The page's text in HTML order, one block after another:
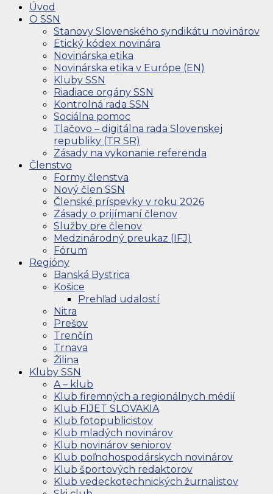
Úvod
O SSN
Stanovy Slovenského syndikátu novinárov
Etický kódex novinára
Novinárska etika
Novinárska etika v Európe (EN)
Kluby SSN
Riadiace orgány SSN
Kontrolná rada SSN
Sociálna pomoc
Tlačovo – digitálna rada Slovenskej
republiky (TR SR)
Zásady na vykonanie referenda
Členstvo
Formy členstva
Nový člen SSN
Členské príspevky v roku 2026
Zásady o prijímaní členov
Služby pre členov
Medzinárodný preukaz (IFJ)
Fórum
Regióny
Banská Bystrica
Košice
Prehľad udalostí
Nitra
Prešov
Trenčín
Trnava
Žilina
Kluby SSN
A – klub
Klub firemných a regionálnych médií
Klub FIJET SLOVAKIA
Klub fotopublicistov
Klub mladých novinárov
Klub novinárov seniorov
Klub poľnohospodárskych novinárov
Klub športových redaktorov
Klub vedeckotechnických žurnalistov